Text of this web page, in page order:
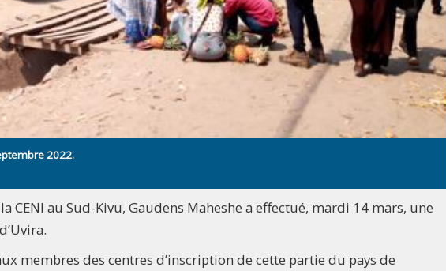
2022.
CENI au Sud-Kivu, Gaudens Maheshe a effectué, mardi 14 mars, une
membres des centres d’inscription de cette partie du pays de